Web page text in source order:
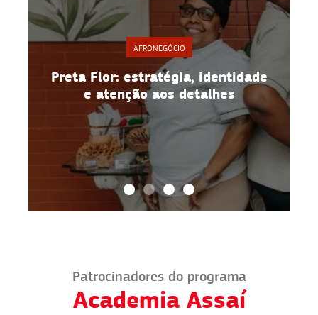
AFRONEGÓCIO
Preta Flor: estratégia, identidade
e atenção aos detalhes
Patrocinadores do programa
Academia Assaí